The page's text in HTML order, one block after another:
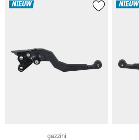
NIEUW
gazzini
NIEUW